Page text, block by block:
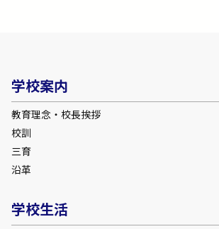
学校案内
教育理念・校長挨拶
校訓
三育
沿革
学校生活